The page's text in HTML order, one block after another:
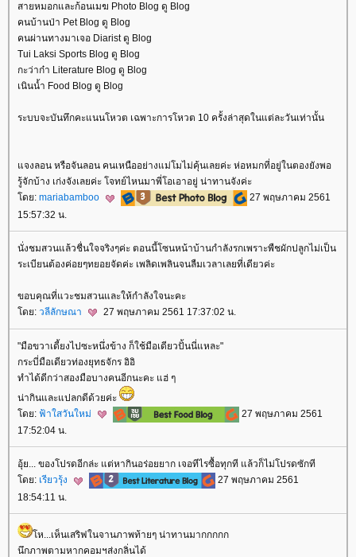
สายหมอกและก้อนเมฆ Photo Blog ดู Blog
คนบ้านป่า Pet Blog ดู Blog
คนผ่านทางมาเจอ Diarist ดู Blog
Tui Laksi Sports Blog ดู Blog
กะว่าก๋า Literature Blog ดู Blog
เนินน้ำ Food Blog ดู Blog
ระบบจะบันทึกคะแนนโหวต เฉพาะการโหวต 10 ครั้งล่าสุดในแต่ละวันเท่านั้น
จงลอน หรือจันลอน คนเหนืออย่างแม่โมไม่คุ้นเลยค่ะ ห่อหมกที่อยู่ในตองยังพอ
รู้จักบ้าง เก่งจังเลยค่ะ โจทย์ไหนมาพี่โอเอาอยู่ น่าทานจังค่ะ
ดย: mariabamboo
27 พฤษภาคม 2561
15:57:32 น.
นั่งชมสวนแล้วชื่นใจจริงๆค่ะ ตอนนี้โซนหน้าบ้านกำลังรกเพราะพืชผักปลูกไม่เป็น
ระเบียนต้องค่อยๆทยอยจัดค่ะ เพลิดเพลินจนลืมเวลาเลยที่เดียวค่ะ
ขอบคุณที่แวะชมสวนและให้กำลังใจนะคะ
ดย: วลีลักษณา 27 พฤษภาคม 2561 17:37:02 น.
"มือขวาเดี้ยงไปซะหนึ่งข้าง ก็ใช้มือเดียวปั้นนี่แหละ"
กระบี่มือเดียวท่องยุทธจักร อิอิ
ทำได้ดีกว่าสองมือบางคนอีกนะคะ แฮ่ ๆ
น่ากินและแปลกดีด้วยค่ะ
ดย: ฟ้าใสวันใหม่
27 พฤษภาคม 2561
17:52:04 น.
อุ้ย... ของโปรดอีกล่ะ แต่หากินอร่อยยาก เจอทีไรซื้อทุกที แล้วก็ไม่โปรดซักที
ดย: เรียวรุ้ง
27 พฤษภาคม 2561
18:54:11 น.
ห...เห็นเสริฟในจานภาพท้ายๆ น่าทานมากกกกก
นึกภาพตามหากคอมฯส่งกลิ่นได้